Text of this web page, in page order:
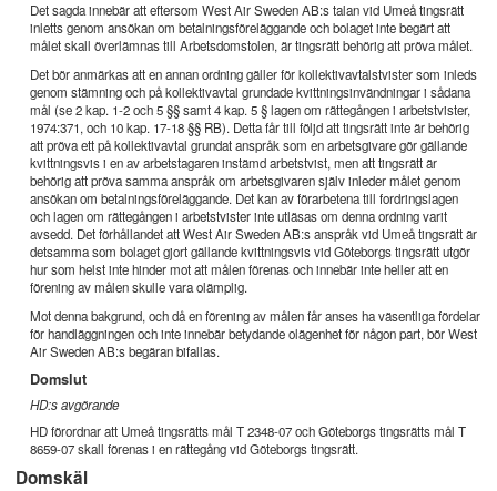
Det sagda innebär att eftersom West Air Sweden AB:s talan vid Umeå tingsrätt
inletts genom ansökan om betalningsföreläggande och bolaget inte begärt att
målet skall överlämnas till Arbetsdomstolen, är tingsrätt behörig att pröva målet.
Det bör anmärkas att en annan ordning gäller för kollektivavtalstvister som inleds
genom stämning och på kollektivavtal grundade kvittningsinvändningar i sådana
mål (se 2 kap. 1-2 och 5 §§ samt 4 kap. 5 § lagen om rättegången i arbetstvister,
1974:371, och 10 kap. 17-18 §§ RB). Detta får till följd att tingsrätt inte är behörig
att pröva ett på kollektivavtal grundat anspråk som en arbetsgivare gör gällande
kvittningsvis i en av arbetstagaren instämd arbetstvist, men att tingsrätt är
behörig att pröva samma anspråk om arbetsgivaren själv inleder målet genom
ansökan om betalningsföreläggande. Det kan av förarbetena till fordringslagen
och lagen om rättegången i arbetstvister inte utläsas om denna ordning varit
avsedd. Det förhållandet att West Air Sweden AB:s anspråk vid Umeå tingsrätt är
detsamma som bolaget gjort gällande kvittningsvis vid Göteborgs tingsrätt utgör
hur som helst inte hinder mot att målen förenas och innebär inte heller att en
förening av målen skulle vara olämplig.
Mot denna bakgrund, och då en förening av målen får anses ha väsentliga fördelar
för handläggningen och inte innebär betydande olägenhet för någon part, bör West
Air Sweden AB:s begäran bifallas.
Domslut
HD:s avgörande
HD förordnar att Umeå tingsrätts mål T 2348-07 och Göteborgs tingsrätts mål T
8659-07 skall förenas i en rättegång vid Göteborgs tingsrätt.
Domskäl